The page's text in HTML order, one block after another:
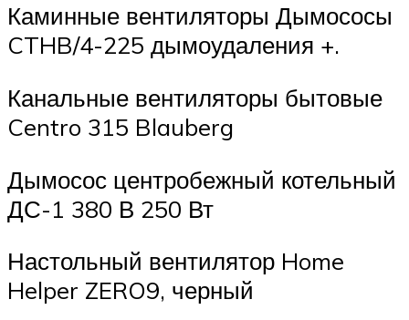
Каминные вентиляторы Дымососы
CTHB/4-225 дымоудаления +.
Канальные вентиляторы бытовые
Centro 315 Blauberg
Дымосос центробежный котельный
ДС-1 380 В 250 Вт
Настольный вентилятор Home
Helper ZERO9, черный